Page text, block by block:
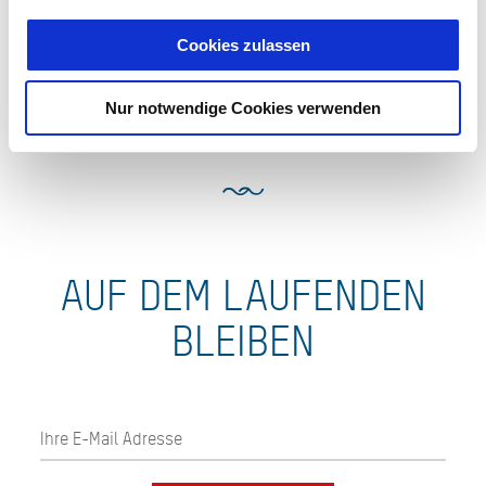
Cookies zulassen
Nur notwendige Cookies verwenden
Tegernsee erleben. Zertifizierte „Gesundes Land -
Gastgeber“ sind dabei die erste Wahl für Ihren geplanten
Gesundheitsaufenthalt.
AUF DEM LAUFENDEN
BLEIBEN